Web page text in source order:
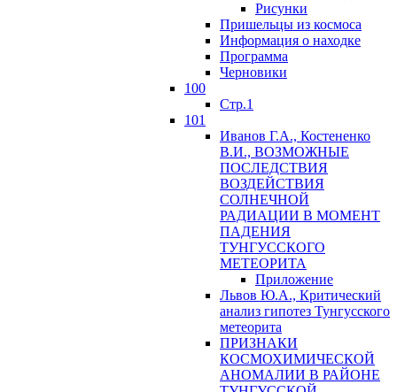
Рисунки
Пришельцы из космоса
Информация о находке
Программа
Черновики
100
Стр.1
101
Иванов Г.А., Костененко
В.И., ВОЗМОЖНЫЕ
ПОСЛЕДСТВИЯ
ВОЗДЕЙСТВИЯ
СОЛНЕЧНОЙ
РАДИАЦИИ В МОМЕНТ
ПАДЕНИЯ
ТУНГУССКОГО
MЕТЕОРИТА
Приложение
Львов Ю.A., Критический
анализ гипотез Тунгусского
метеорита
ПРИЗНАКИ
КОСМОХИМИЧЕСКОЙ
АНОМАЛИИ В РАЙОНЕ